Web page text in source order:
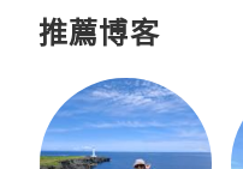
推薦博客